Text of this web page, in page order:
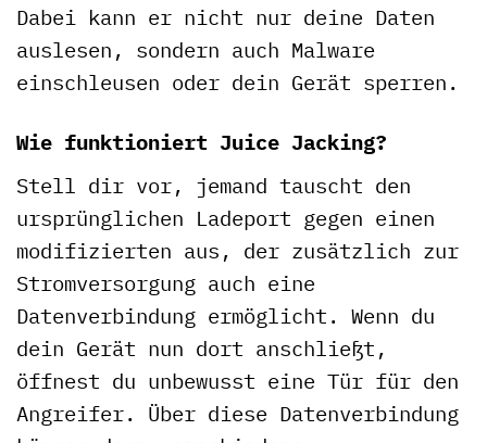
Dabei kann er nicht nur deine Daten
auslesen, sondern auch Malware
einschleusen oder dein Gerät sperren.
Wie funktioniert Juice Jacking?
Stell dir vor, jemand tauscht den
ursprünglichen Ladeport gegen einen
modifizierten aus, der zusätzlich zur
Stromversorgung auch eine
Datenverbindung ermöglicht. Wenn du
dein Gerät nun dort anschließt,
öffnest du unbewusst eine Tür für den
Angreifer. Über diese Datenverbindung